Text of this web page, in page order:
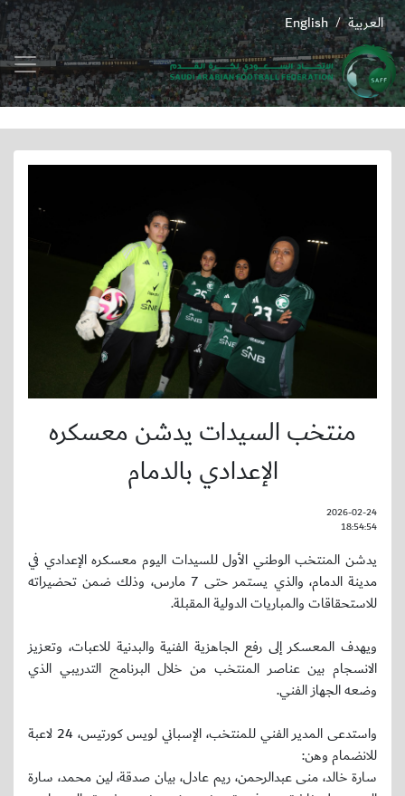
English / العربية
منتخب السيدات يدشن معسكره
الإعدادي بالدمام
2026-02-24
18:54:54
يدشن المنتخب الوطني الأول للسيدات اليوم معسكره الإعدادي في
مدينة الدمام، والذي يستمر حتى 7 مارس، وذلك ضمن تحضيراته
للاستحقاقات والمباريات الدولية المقبلة.
ويهدف المعسكر إلى رفع الجاهزية الفنية والبدنية للاعبات، وتعزيز
الانسجام بين عناصر المنتخب من خلال البرنامج التدريبي الذي
وضعه الجهاز الفني.
واستدعى المدير الفني للمنتخب، الإسباني لويس كورتيس، 24 لاعبة
للانضمام وهن:
سارة خالد، منى عبدالرحمن، ريم عادل، بيان صدقة، لين محمد، سارة